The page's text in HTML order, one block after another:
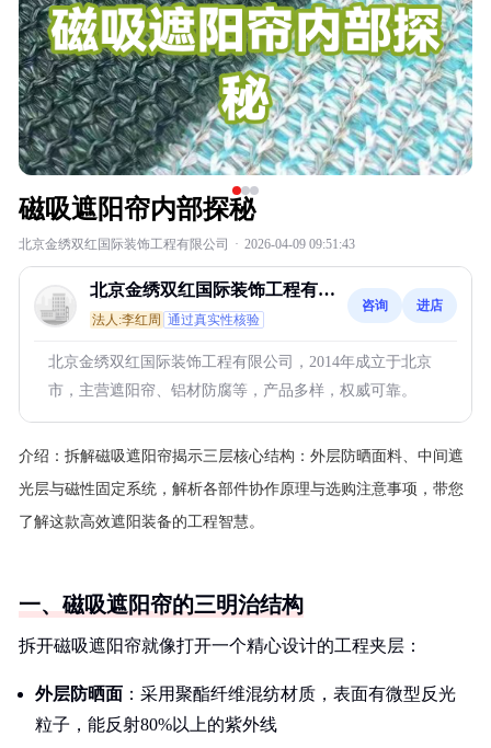
磁吸遮阳帘内部探秘
北京金绣双红国际装饰工程有限公司 · 2026-04-09 09:51:43
北京金绣双红国际装饰工程有限
公司
法人:李红周 通过真实性核验
咨询 进店
北京金绣双红国际装饰工程有限公司，2014年成立于北京
市，主营遮阳帘、铝材防腐等，产品多样，权威可靠。
介绍： 拆解磁吸遮阳帘揭示三层核心结构：外层防晒面料、中间遮
光层与磁性固定系统，解析各部件协作原理与选购注意事项，带您
了解这款高效遮阳装备的工程智慧。
一、磁吸遮阳帘的三明治结构
拆开磁吸遮阳帘就像打开一个精心设计的工程夹层：
外层防晒面 ：采用聚酯纤维混纺材质，表面有微型反光
粒子，能反射80%以上的紫外线